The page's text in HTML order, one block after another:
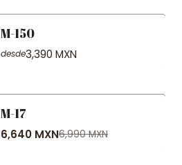
M-150
desde3,390 MXN
-5% OFF
M-17
6,640 MXN6,990 MXN